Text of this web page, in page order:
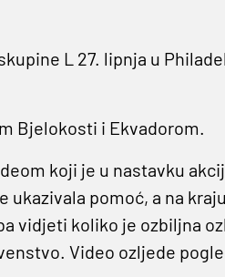
L 27. lipnja u
Bjelokosti i Ekvadorom.
koji je u nastavku
pomoć, a na
vidjeti koliko je ozbiljna
Video ozljede